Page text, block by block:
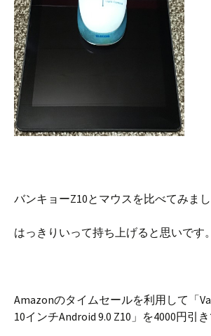
バンキョーZ10とマウスを比べてみまし
はっきりいって持ち上げると思いです。
Amazonのタイムセールを利用して「
10インチAndroid 9.0 Z10」を4000円引